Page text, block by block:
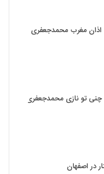
اذان مغرب محمدجعفری
چنی تو نازی محمدجعفری
در اصفهان